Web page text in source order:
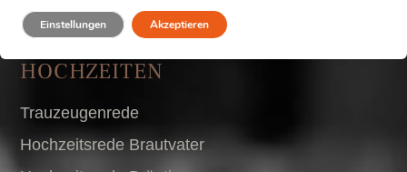
HOCHZEITEN
Trauzeugenrede
Hochzeitsrede Brautvater
Akzeptieren
Einstellungen